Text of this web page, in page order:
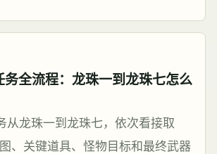
全流程：龙珠一到龙珠七怎么
从龙珠一到龙珠七，依次看接取
、关键道具、怪物目标和最终武器